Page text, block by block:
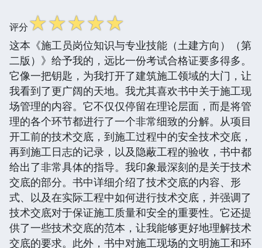
评分☆☆☆☆☆
这本《施工员岗位知识与专业技能（土建方向）（第
二版）》给予我的，远比一份考试合格证要多得多。
它像一把钥匙，为我打开了建筑施工领域的大门，让
我看到了更广阔的天地。我尤其喜欢书中关于施工现
场管理的内容。它不仅仅停留在理论层面，而是将管
理的各个环节都进行了一个非常细致的分解。从项目
开工前的技术交底，到施工过程中的安全技术交底，
再到施工日志的记录，以及隐蔽工程的验收，书中都
给出了非常具体的指导。我印象最深刻的是关于技术
交底的部分。书中详细介绍了技术交底的内容、形
式、以及在实际工程中如何进行技术交底，并强调了
技术交底对于保证施工质量和安全的重要性。它还提
供了一些技术交底的范本，让我能够更好地理解技术
交底的要求。此外，书中对施工现场的文明施工和环